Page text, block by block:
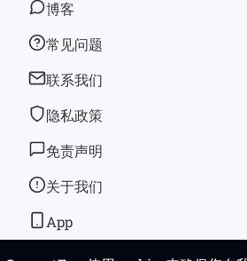
博客
常见问题
联系我们
隐私政策
免责声明
关于我们
App